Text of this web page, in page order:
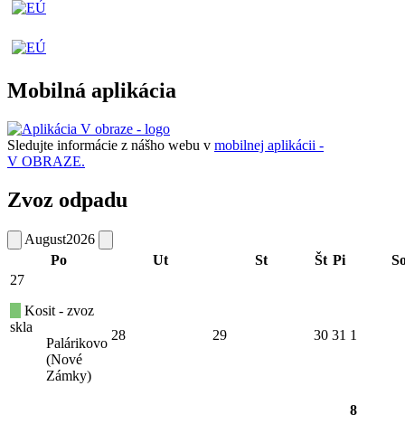
Mobilná aplikácia
Sledujte informácie z nášho webu v mobilnej aplikácii -
V OBRAZE.
Zvoz odpadu
August2026
Po
Ut St Št Pi
27
Kosit - zvoz
skla
Palárikovo
(Nové
Zámky)
28 29 30 31 1
8